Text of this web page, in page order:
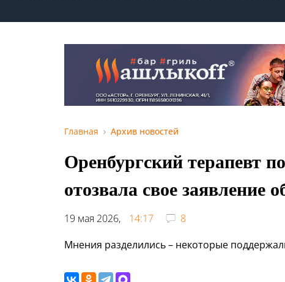
Главная Архив новостей
Оренбургский терапевт
отозвала свое заявление
19 мая 2026, 14:17
8
Мнения разделились – некоторые